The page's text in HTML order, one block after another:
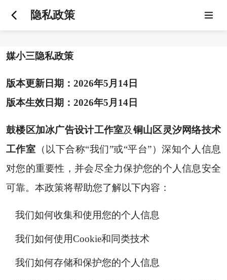
隐私政策
媒小三隐私政策
版本更新日期：2026年5月14日
版本生效日期：2026年5月14日
鼓楼区加冰广告设计工作室及铜山区灵汐网络技术
工作室 （以下合称“我们”或“平台”）深知个人信息
对您的重要性，并会尽全力保护您的个人信息安全
可靠。本政策将帮助您了解以下内容：
我们如何收集和使用您的个人信息
我们如何使用Cookie和同类技术
我们如何存储和保护您的个人信息